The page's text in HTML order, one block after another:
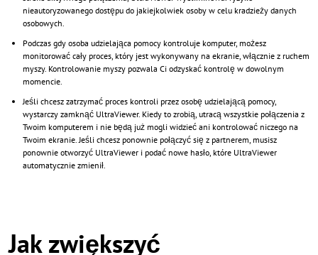
nieautoryzowanego dostępu do jakiejkolwiek osoby w celu kradzieży danych
osobowych.
Podczas gdy osoba udzielająca pomocy kontroluje komputer, możesz
monitorować cały proces, który jest wykonywany na ekranie, włącznie z ruchem
myszy. Kontrolowanie myszy pozwala Ci odzyskać kontrolę w dowolnym
momencie.
Jeśli chcesz zatrzymać proces kontroli przez osobę udzielającą pomocy,
wystarczy zamknąć UltraViewer. Kiedy to zrobią, utracą wszystkie połączenia z
Twoim komputerem i nie będą już mogli widzieć ani kontrolować niczego na
Twoim ekranie. Jeśli chcesz ponownie połączyć się z partnerem, musisz
ponownie otworzyć UltraViewer i podać nowe hasło, które UltraViewer
automatycznie zmienił.
Jak zwiększyć